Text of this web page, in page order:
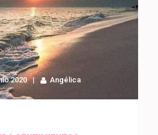
2020 Angélica